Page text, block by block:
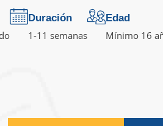
Duración
1-11 semanas
Edad
Mínimo 16